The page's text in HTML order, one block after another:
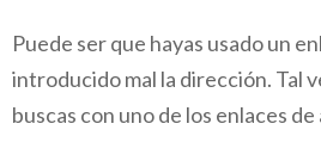
Puede ser que hayas usado un
introducido mal la dirección. Tal
buscas con uno de los enlaces de